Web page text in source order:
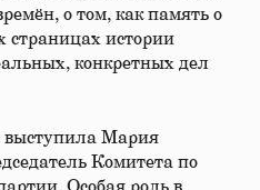
о том, как память о
страницах истории
конкретных дел
выступила Мария
Комитета по